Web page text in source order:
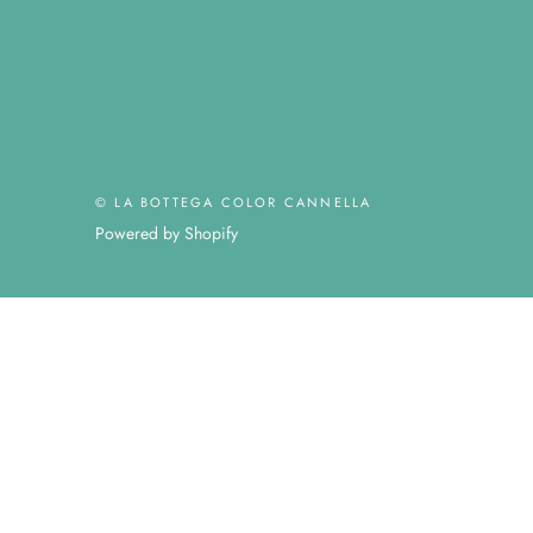
© LA BOTTEGA COLOR CANNELLA
Powered by Shopify